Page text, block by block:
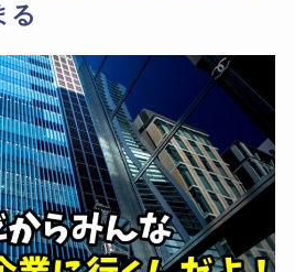
る